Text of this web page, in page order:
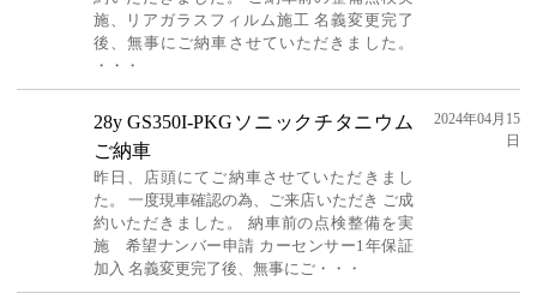
施、リアガラスフィルム施工 名義変更完了
後、無事にご納車させていただきました。
・・・
28y GS350I-PKGソニックチタニウム
ご納車
昨日、店頭にてご納車させていただきまし
た。 一度現車確認の為、ご来店いただき ご成
約いただきました。 納車前の点検整備を実
施 希望ナンバー申請 カーセンサー1年保証
加入 名義変更完了後、無事にご・・・
2024年04月15
日